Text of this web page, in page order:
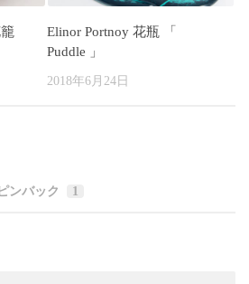
Elinor Portnoy 花瓶 「
Puddle 」
2018年6月24日
ピンバック 1